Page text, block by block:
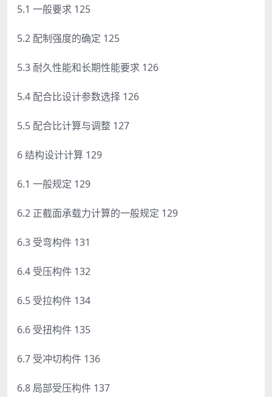
5.1 一般要求 125
5.2 配制强度的确定 125
5.3 耐久性能和长期性能要求 126
5.4 配合比设计参数选择 126
5.5 配合比计算与调整 127
6 结构设计计算 129
6.1 一般规定 129
6.2 正截面承载力计算的一般规定 129
6.3 受弯构件 131
6.4 受压构件 132
6.5 受拉构件 134
6.6 受扭构件 135
6.7 受冲切构件 136
6.8 局部受压构件 137